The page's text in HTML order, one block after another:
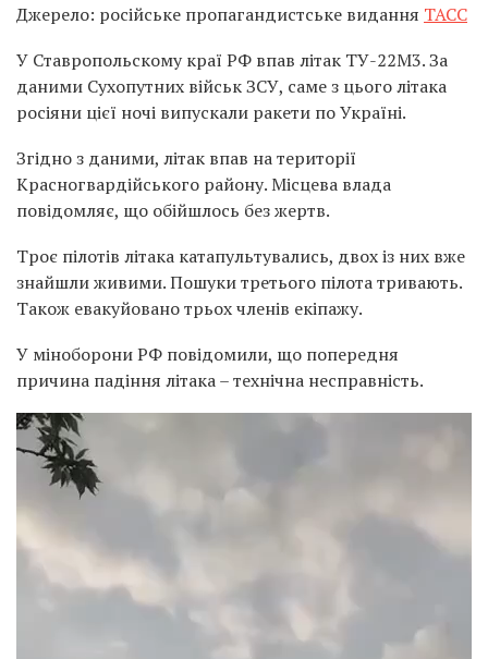
Джерело: російське пропагандистське видання ТАСС
У Ставропольскому краї РФ впав літак ТУ-22М3. За
даними Сухопутних військ ЗСУ, саме з цього літака
росіяни цієї ночі випускали ракети по Україні.
Згідно з даними, літак впав на території
Красногвардійського району. Місцева влада
повідомляє, що обійшлось без жертв.
Троє пілотів літака катапультувались, двох із них вже
знайшли живими. Пошуки третього пілота тривають.
Також евакуйовано трьох членів екіпажу.
У міноборони РФ повідомили, що попередня
причина падіння літака – технічна несправність.